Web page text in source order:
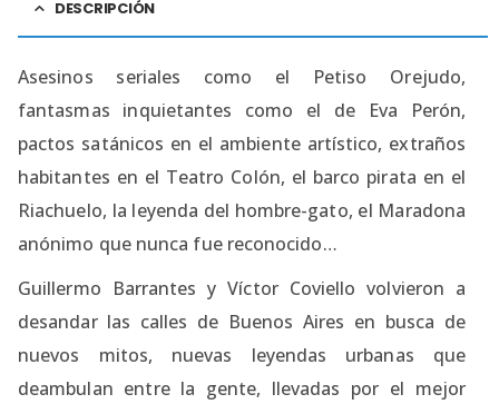
DESCRIPCIÓN
Asesinos seriales como el Petiso Orejudo,
fantasmas inquietantes como el de Eva Perón,
pactos satánicos en el ambiente artístico, extraños
habitantes en el Teatro Colón, el barco pirata en el
Riachuelo, la leyenda del hombre-gato, el Maradona
anónimo que nunca fue reconocido…
Guillermo Barrantes y Víctor Coviello volvieron a
desandar las calles de Buenos Aires en busca de
nuevos mitos, nuevas leyendas urbanas que
deambulan entre la gente, llevadas por el mejor